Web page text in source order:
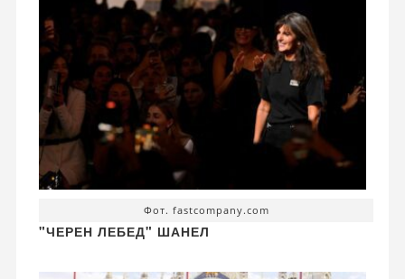
Фот. fastcompany.com
"ЧЕРЕН ЛЕБЕД" ШАНЕЛ